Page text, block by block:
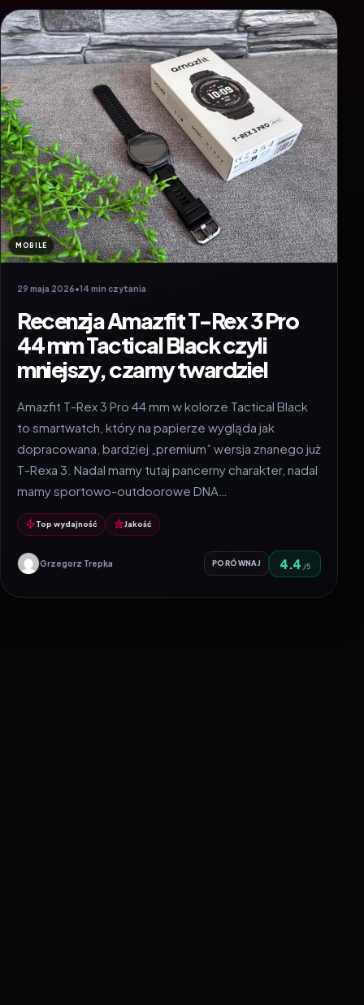
MOBILE
29 maja 2026•14 min czytania
Recenzja Amazfit T-Rex 3 Pro
44 mm Tactical Black czyli
mniejszy, czarny twardziel
Amazfit T-Rex 3 Pro 44 mm w kolorze Tactical Black
to smartwatch, który na papierze wygląda jak
dopracowana, bardziej „premium” wersja znanego już
T-Rexa 3. Nadal mamy tutaj pancerny charakter, nadal
mamy sportowo-outdoorowe DNA…
Top wydajność Jakość
Grzegorz Trepka PORÓWNAJ 4.4 /5